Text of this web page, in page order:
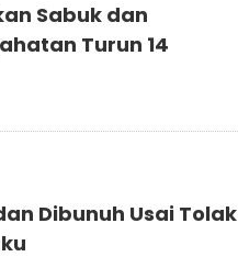
Sabuk dan
Turun 14
Dibunuh Usai Tolak